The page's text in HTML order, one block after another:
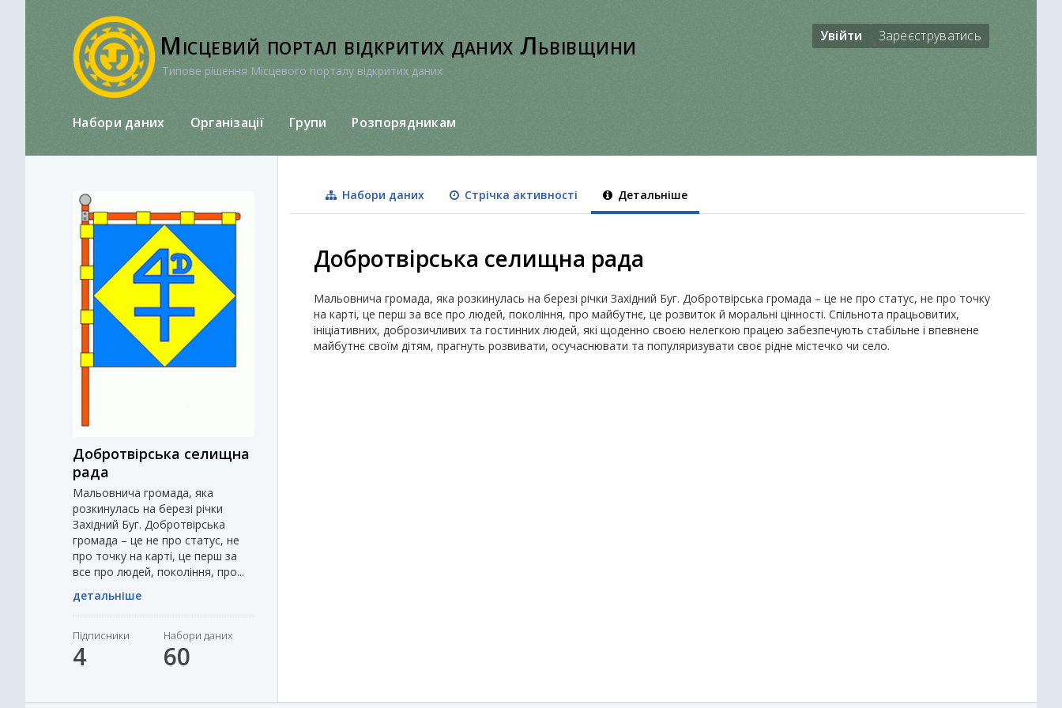
Місцевий портал відкритих даних Львівщини
Типове рішення Місцевого порталу відкритих даних
Увійти Зареєструватись
Набори даних Організації Групи Розпорядникам
Добротвірська селищна
рада
Мальовнича громада, яка
розкинулась на березі річки
Західний Буг. Добротвірська
громада – це не про статус, не
про точку на карті, це перш за
все про людей, покоління, про...
детальніше
Підписники
4
Набори даних
60
Набори даних Стрічка активності Детальніше
Добротвірська селищна рада
Мальовнича громада, яка розкинулась на березі річки Західний Буг. Добротвірська громада – це не про статус, не про точку
на карті, це перш за все про людей, покоління, про майбутнє, це розвиток й моральні цінності. Спільнота працьовитих,
ініціативних, доброзичливих та гостинних людей, які щоденно своєю нелегкою працею забезпечують стабільне і впевнене
майбутнє своїм дітям, прагнуть розвивати, осучаснювати та популяризувати своє рідне містечко чи село.